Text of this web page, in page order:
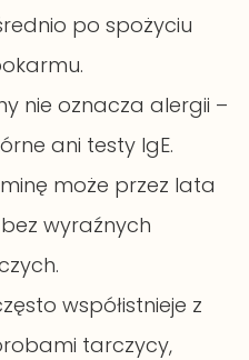
po spożyciu
nie oznacza alergii –
ani testy IgE.
może przez lata
wyraźnych
współistnieje z
tarczycy,